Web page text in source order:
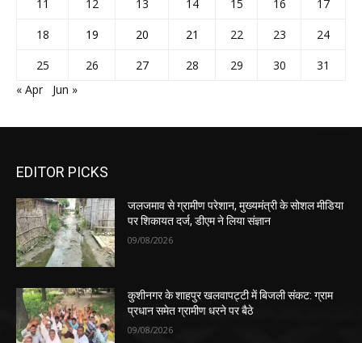
11
12 13 14 15 16
17
18
19 20 21 22 23
24
25
26 27 28 29 30
31
« Apr
Jun »
EDITOR PICKS
जलजमाव से ग्रामीण परेशान, मुख्यमंत्री के सोशल मीडिया
पर शिकायत दर्ज, डीएम ने लिया संज्ञान
09/08/2026
कुशीनगर के शाहपुर खलवापट्टी में बिजली संकट: ग्राम
प्रधान समेत ग्रामीण धरने पर बैठे
09/08/2026